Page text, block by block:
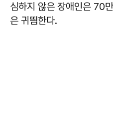
심하지 않은 장애인은 70
은 귀띔한다.